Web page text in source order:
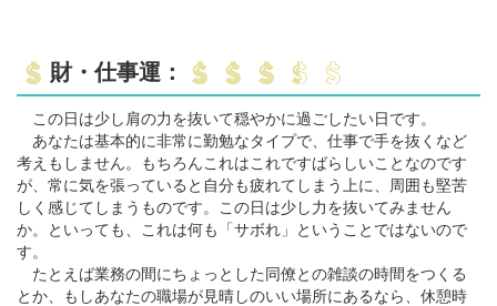
財・仕事運：
この日は少し肩の力を抜いて穏やかに過ごしたい日です。
あなたは基本的に非常に勤勉なタイプで、仕事で手を抜くなど
考えもしません。もちろんこれはこれですばらしいことなのです
が、常に気を張っていると自分も疲れてしまう上に、周囲も堅苦
しく感じてしまうものです。この日は少し力を抜いてみません
か。といっても、これは何も「サボれ」ということではないので
す。
たとえば業務の間にちょっとした同僚との雑談の時間をつくる
とか、もしあなたの職場が見晴しのいい場所にあるなら、休憩時